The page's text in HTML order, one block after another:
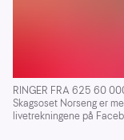
RINGER FRA 625 60
Skagsoset Norseng er
livetrekningene på